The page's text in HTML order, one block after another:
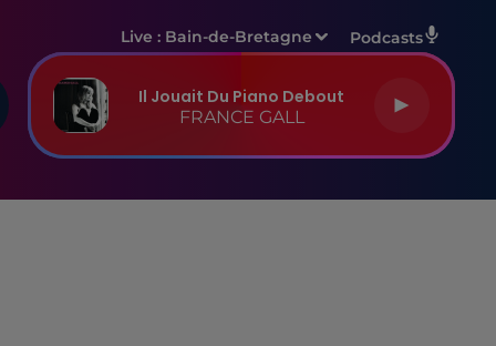
Live : Bain-de-Bretagne Podcasts
Il Jouait Du Piano Debout
FRANCE GALL